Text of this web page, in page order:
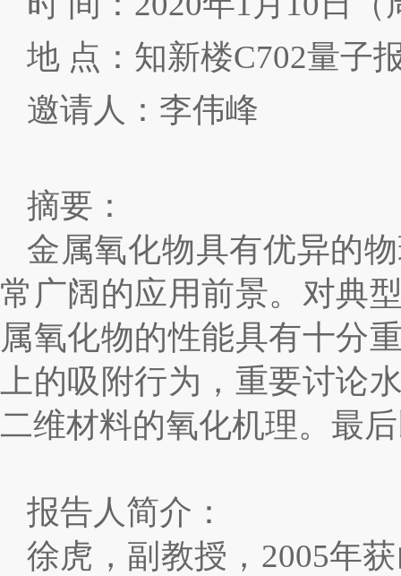
地 点：知新楼C702量子
邀请人：李伟峰
摘要：
金属氧化物具有优异的
常广阔的应用前景。对典
属氧化物的性能具有十分
上的吸附行为，重要讨论
二维材料的氧化机理。最
报告人简介：
徐虎，副教授， 2005年